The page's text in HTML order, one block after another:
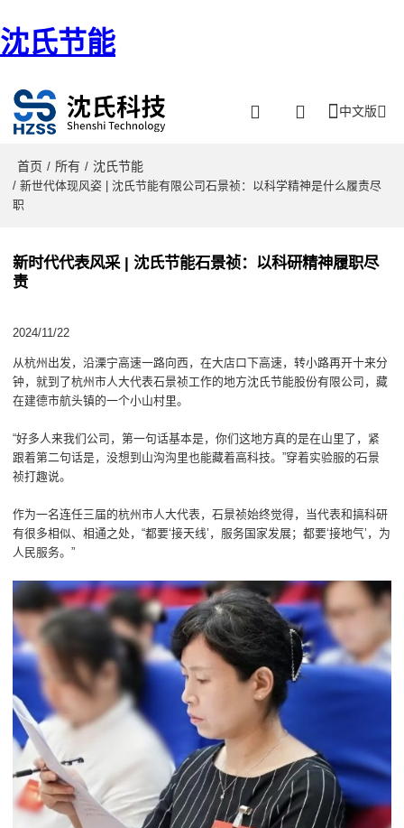
沈氏节能
中文版
首页 / 所有 / 沈氏节能
/ 新世代体现风姿 | 沈氏节能有限公司石景祯：以科学精神是什么履责尽
职
新时代代表风采 | 沈氏节能石景祯：以科研精神履职尽
责
2024/11/22
从杭州出发，沿溧宁高速一路向西，在大店口下高速，转小路再开十来分
钟，就到了杭州市人大代表石景祯工作的地方沈氏节能股份有限公司，藏
在建德市航头镇的一个小山村里。
“好多人来我们公司，第一句话基本是，你们这地方真的是在山里了，紧
跟着第二句话是，没想到山沟沟里也能藏着高科技。”穿着实验服的石景
祯打趣说。
作为一名连任三届的杭州市人大代表，石景祯始终觉得，当代表和搞科研
有很多相似、相通之处，“都要‘接天线’，服务国家发展；都要‘接地气’，为
人民服务。”